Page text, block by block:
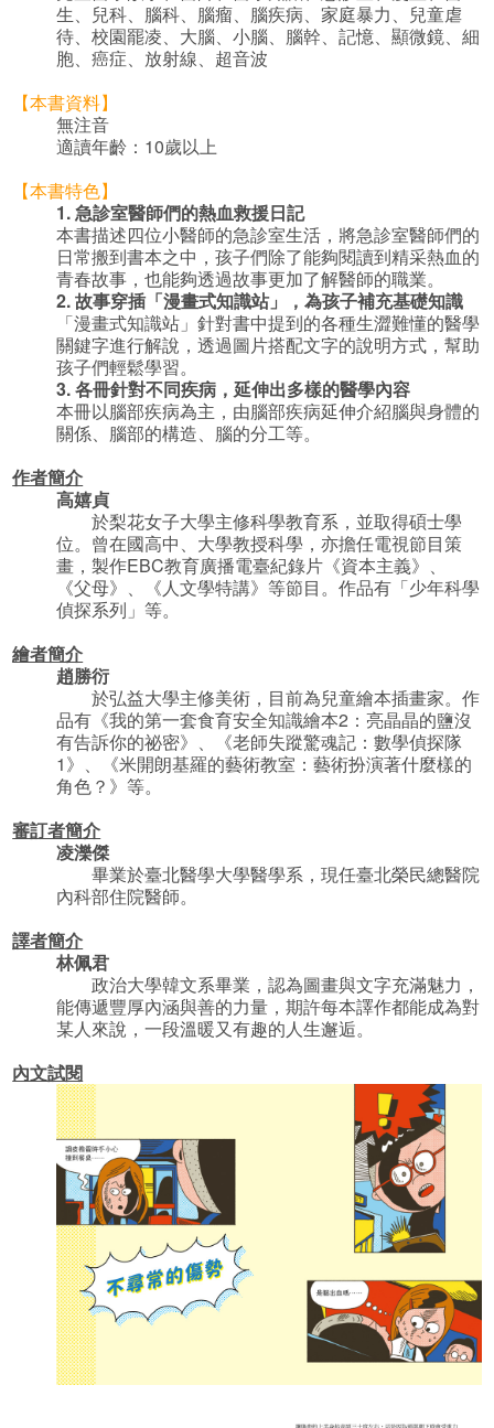
生、兒科、腦科、腦瘤、腦疾病、家庭暴力、兒童虐
待、校園罷凌、大腦、小腦、腦幹、記憶、顯微鏡、細
胞、癌症、放射線、超音波
【本書資料】
無注音
適讀年齡：10歲以上
【本書特色】
1.急診室醫師們的熱血救援日記
本書描述四位小醫師的急診室生活，將急診室醫師們的
日常搬到書本之中，孩子們除了能夠閱讀到精采熱血的
青春故事，也能夠透過故事更加了解醫師的職業。
2.故事穿插「漫畫式知識站」，為孩子補充基礎知識
「漫畫式知識站」針對書中提到的各種生澀難懂的醫學
關鍵字進行解說，透過圖片搭配文字的說明方式，幫助
孩子們輕鬆學習。
3.各冊針對不同疾病，延伸出多樣的醫學內容
本冊以腦部疾病為主，由腦部疾病延伸介紹腦與身體的
關係、腦部的構造、腦的分工等。
作者簡介
高嬉貞
於梨花女子大學主修科學教育系，並取得碩士學
位。曾在國高中、大學教授科學，亦擔任電視節目策
畫，製作EBC教育廣播電臺紀錄片《資本主義》、
《父母》、《人文學特講》等節目。作品有「少年科學
偵探系列」等。
繪者簡介
趙勝衍
於弘益大學主修美術，目前為兒童繪本插畫家。作
品有《我的第一套食育安全知識繪本2：亮晶晶的鹽沒
有告訴你的祕密》、《老師失蹤驚魂記：數學偵探隊
1》、《米開朗基羅的藝術教室：藝術扮演著什麼樣的
角色？》等。
審訂者簡介
凌濼傑
畢業於臺北醫學大學醫學系，現任臺北榮民總醫院
內科部住院醫師。
譯者簡介
林佩君
政治大學韓文系畢業，認為圖畫與文字充滿魅力，
能傳遞豐厚內涵與善的力量，期許每本譯作都能成為對
某人來說，一段溫暖又有趣的人生邂逅。
內文試閱